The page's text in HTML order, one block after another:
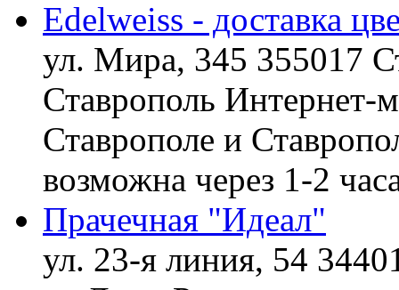
Edelweiss - доставка
ул. Мира, 345 355017
Ставрополь Интернет-
Ставрополе и
возможна через 1-2
Прачечная "Идеал"
ул. 23-я линия, 54